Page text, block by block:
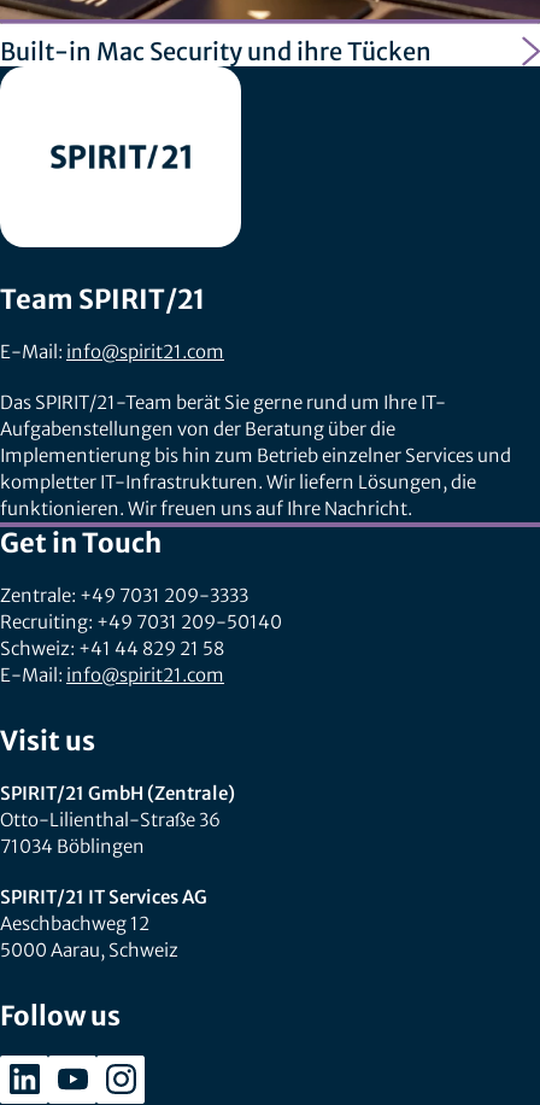
Built-in Mac Security und ihre Tücken
Team SPIRIT/21
E-Mail: info@spirit21.com
Das SPIRIT/21-Team berät Sie gerne rund um Ihre IT-
Aufgabenstellungen von der Beratung über die
Implementierung bis hin zum Betrieb einzelner Services und
kompletter IT-Infrastrukturen. Wir liefern Lösungen, die
funktionieren. Wir freuen uns auf Ihre Nachricht.
Get in Touch
Zentrale: +49 7031 209-3333
Recruiting: +49 7031 209-50140
Schweiz: +41 44 829 21 58
E-Mail: info@spirit21.com
Visit us
SPIRIT/21 GmbH (Zentrale)
Otto-Lilienthal-Straße 36
71034 Böblingen
SPIRIT/21 IT Services AG
Aeschbachweg 12
5000 Aarau, Schweiz
Follow us